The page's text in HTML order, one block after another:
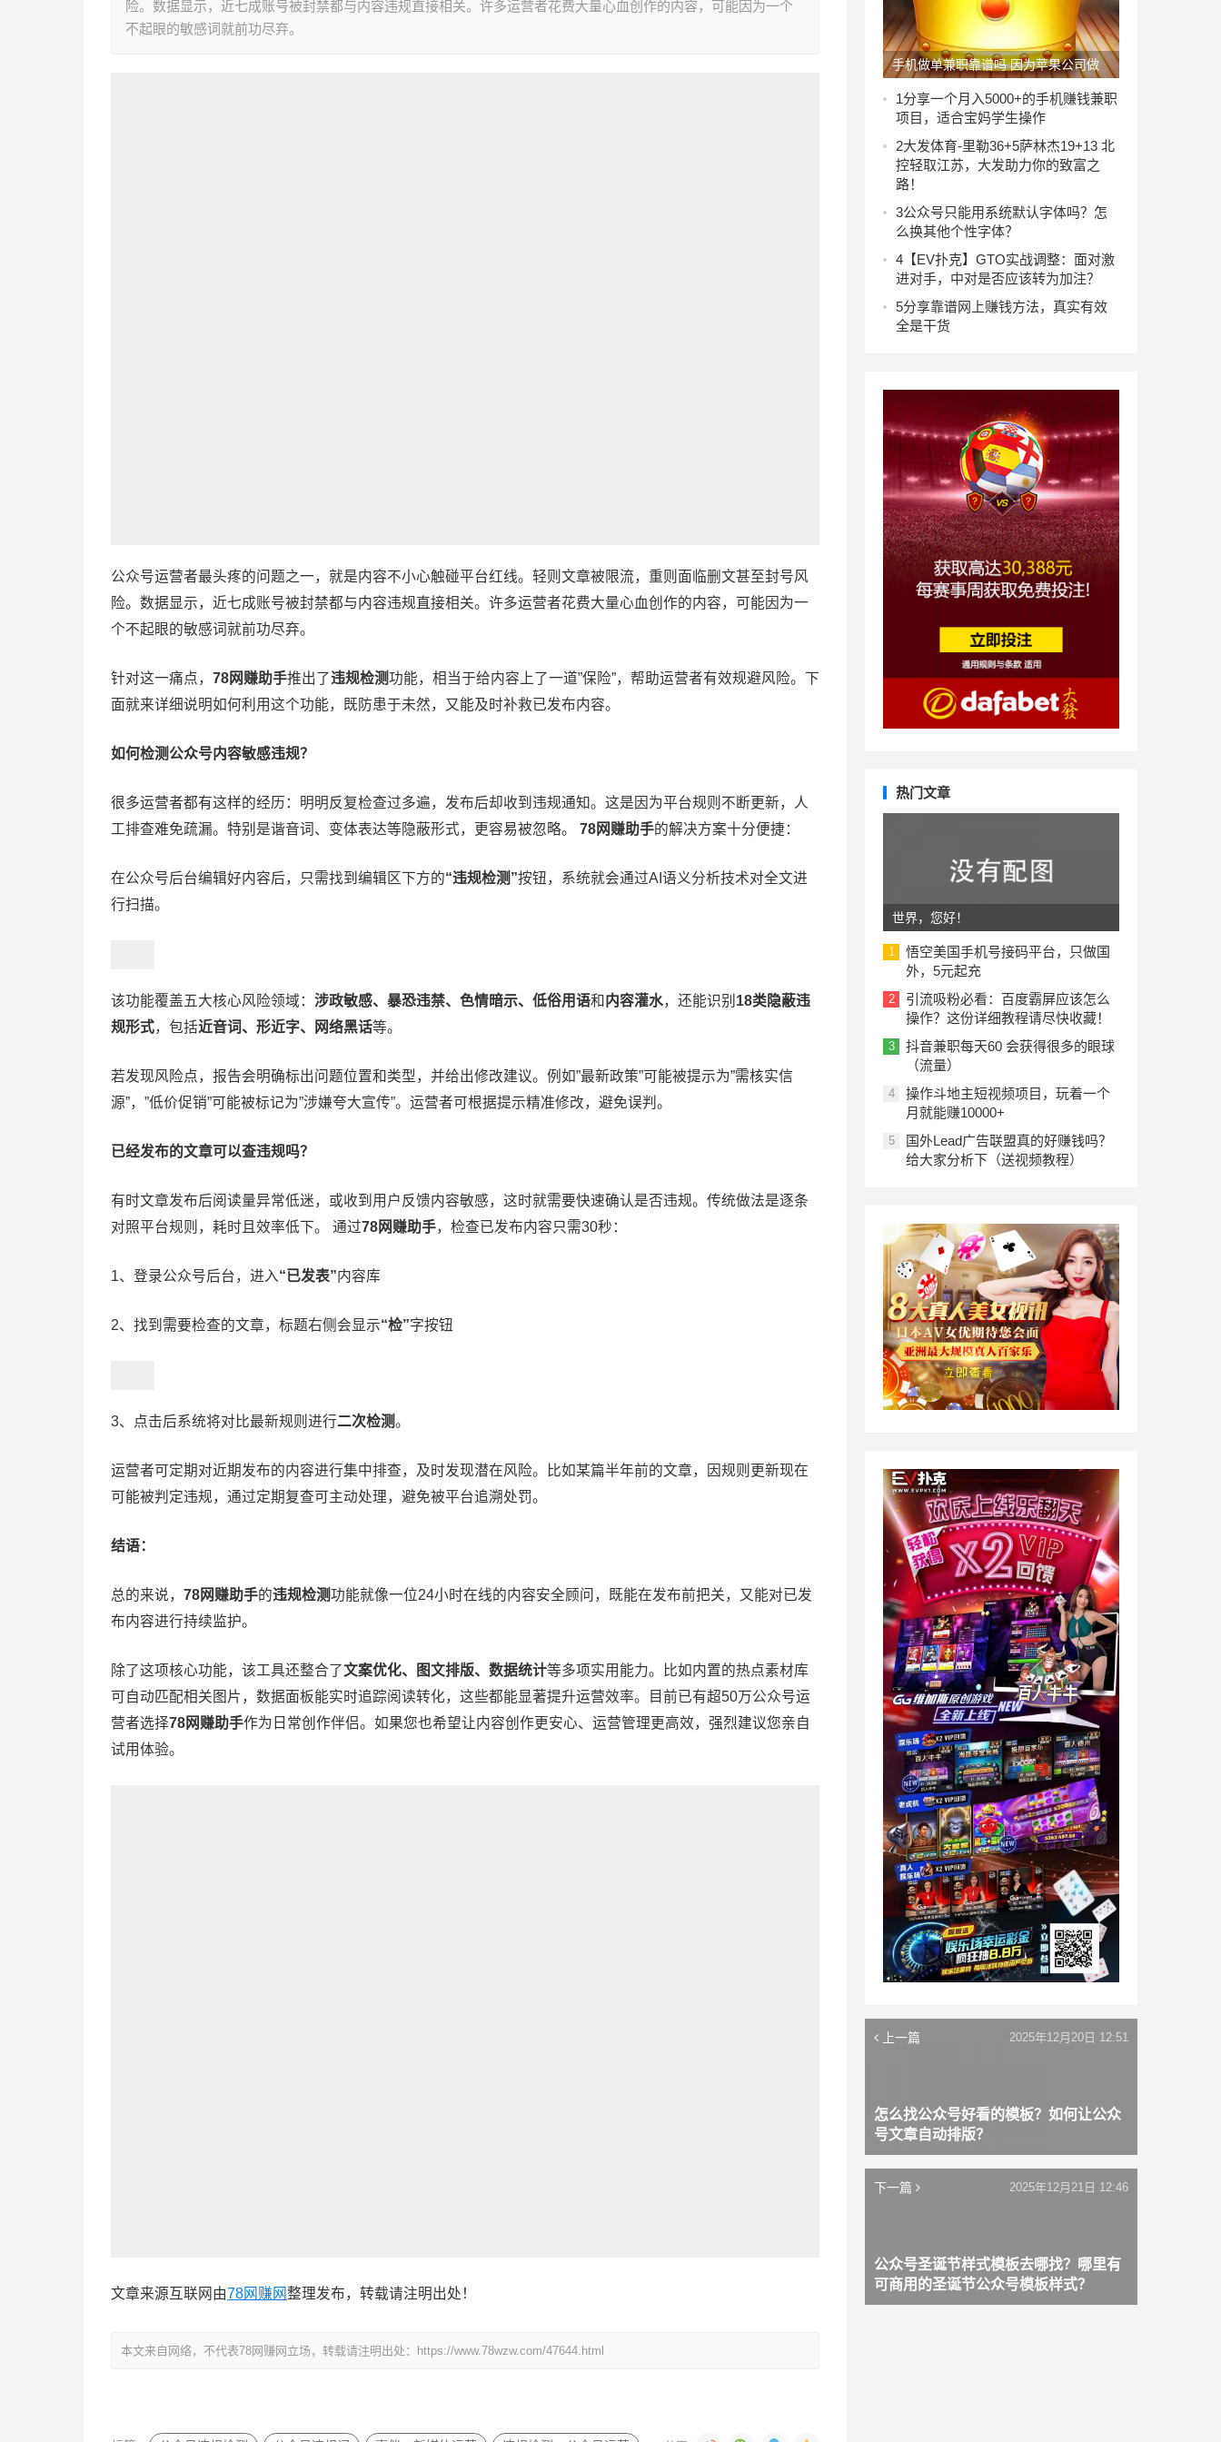
险。数据显示，近七成账号被封禁都与内容违规直接相关。许多运营者花费大量心血创作的内容，可能因为一个
不起眼的敏感词就前功尽弃。
公众号运营者最头疼的问题之一，就是内容不小心触碰平台红线。轻则文章被限流，重则面临删文甚至封号风
险。数据显示，近七成账号被封禁都与内容违规直接相关。许多运营者花费大量心血创作的内容，可能因为一
个不起眼的敏感词就前功尽弃。
针对这一痛点， 78网赚助手推出了违规检测功能，相当于给内容上了一道”保险”，帮助运营者有效规避风险。下
面就来详细说明如何利用这个功能，既防患于未然，又能及时补救已发布内容。
如何检测公众号内容敏感违规？
很多运营者都有这样的经历：明明反复检查过多遍，发布后却收到违规通知。这是因为平台规则不断更新，人
工排查难免疏漏。特别是谐音词、变体表达等隐蔽形式，更容易被忽略。
78网赚助手的解决方案十分便捷：
在公众号后台编辑好内容后，只需找到编辑区下方的“违规检测”按钮，系统就会通过AI语义分析技术对全文进
行扫描。
该功能覆盖五大核心风险领域： 涉政敏感、暴恐违禁、色情暗示、低俗用语和 内容灌水，还能识别 18类隐蔽违
规形式，包括近音词、形近字、网络黑话等。
若发现风险点，报告会明确标出问题位置和类型，并给出修改建议。例如”最新政策”可能被提示为”需核实信
源”，”低价促销”可能被标记为”涉嫌夸大宣传”。运营者可根据提示精准修改，避免误判。
已经发布的文章可以查违规吗？
有时文章发布后阅读量异常低迷，或收到用户反馈内容敏感，这时就需要快速确认是否违规。传统做法是逐条
对照平台规则，耗时且效率低下。 通过78网赚助手，检查已发布内容只需30秒：
1、登录公众号后台，进入“已发表”内容库
2、找到需要检查的文章，标题右侧会显示“检”字按钮
3、点击后系统将对比最新规则进行二次检测。
运营者可定期对近期发布的内容进行集中排查，及时发现潜在风险。比如某篇半年前的文章，因规则更新现在
可能被判定违规，通过定期复查可主动处理，避免被平台追溯处罚。
结语：
总的来说， 78网赚助手的违规检测功能就像一位24小时在线的内容安全顾问，既能在发布前把关，又能对已发
布内容进行持续监护。
除了这项核心功能，该工具还整合了文案优化、图文排版、数据统计等多项实用能力。比如内置的热点素材库
可自动匹配相关图片，数据面板能实时追踪阅读转化，这些都能显著提升运营效率。目前已有超50万公众号运
营者选择78网赚助手作为日常创作伴侣。如果您也希望让内容创作更安心、运营管理更高效，强烈建议您亲自
试用体验。
文章来源互联网由78网赚网整理发布，转载请注明出处！
本文来自网络，不代表78网赚网立场，转载请注明出处：https://www.78wzw.com/47644.html
手机做单兼职靠谱吗 因为苹果公司做
事情比较实在
1分享一个月入5000+的手机赚钱兼职
项目，适合宝妈学生操作
2大发体育-里勒36+5萨林杰19+13 北
控轻取江苏，大发助力你的致富之
路！
3公众号只能用系统默认字体吗？怎
么换其他个性字体？
4 【EV扑克】GTO实战调整：面对激
进对手，中对是否应该转为加注？
5分享靠谱网上赚钱方法，真实有效
全是干货
热门文章
世界，您好！
1
悟空美国手机号接码平台，只做国
外，5元起充
2
引流吸粉必看：百度霸屏应该怎么
操作？这份详细教程请尽快收藏！
3
抖音兼职每天60 会获得很多的眼球
（流量）
4
操作斗地主短视频项目，玩着一个
月就能赚10000+
5
国外Lead广告联盟真的好赚钱吗？
给大家分析下（送视频教程）
上一篇
怎么找公众号好看的模板？如何让公众
号文章自动排版？
2025年12月20日 12:51
下一篇
公众号圣诞节样式模板去哪找？哪里有
可商用的圣诞节公众号模板样式？
2025年12月21日 12:46